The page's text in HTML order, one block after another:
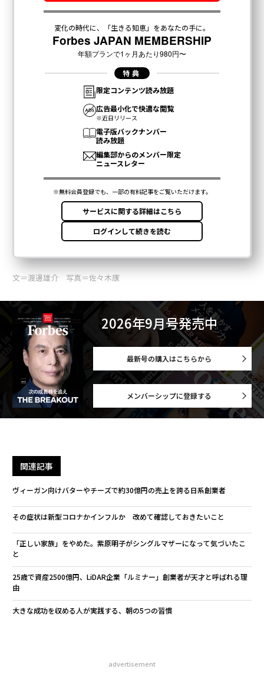
文＝渡邊雄介 写真＝佐々木康
2026年9月号発売中
最新号の購入はこちらから
メンバーシップに登録する
関連記事
ヴィーガン向けバターやチーズで約30億円の売上を誇る日系創業者
その症状は新型コロナかインフルか 改めて確認しておきたいこと
「正しい家族」をやめた。紫原明子がシングルマザーになって気づいたこ
と
25歳で資産2500億円、LiDAR企業「ルミナー」創業者が天才と呼ばれる理
由
大きな成功を収める人が実践する、朝の5つの習慣
advertisement